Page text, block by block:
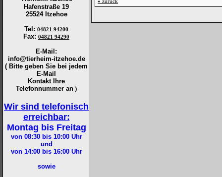
Hafenstraße 19
25524 Itzehoe
Tel : 04821 94200
Fax: 04821 94290
E-Mail:
info@tierheim-itzehoe.de
( Bitte geben Sie bei jedem
E-Mail
Kontakt Ihre
Telefonnummer an )
Wir sind telefonisch
erreichbar:
Montag bis Freitag
von 08:30 bis 10:00Uhr
und
von 14:00 bis 16:00Uhr
sowie